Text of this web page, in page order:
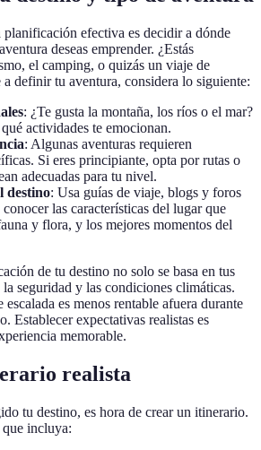
planificación efectiva es decidir a dónde
deseas emprender. ¿Estás
el camping, o quizás un viaje de
a definir tu aventura, considera lo siguiente:
: ¿Te gusta la montaña, los ríos o el mar?
actividades te emocionan.
: Algunas aventuras requieren
Si eres principiante, opta por rutas o
adecuadas para tu nivel.
destino: Usa guías de viaje, blogs y foros
las características del lugar que
y flora, y los mejores momentos del
de tu destino no solo se basa en tus
seguridad y las condiciones climáticas.
es menos rentable afuera durante
Establecer expectativas realistas es
memorable.
realista
tu destino, es hora de crear un itinerario.
incluya: